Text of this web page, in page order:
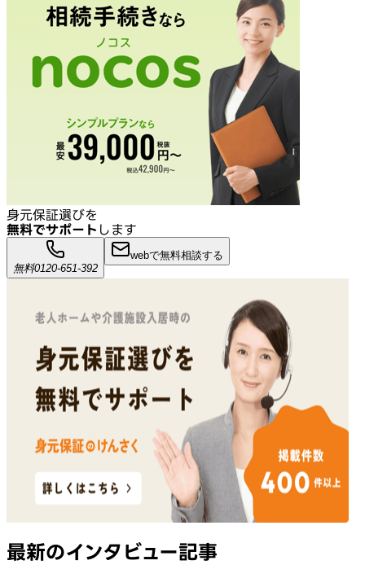
身元保証選びを
無料でサポート します
無料0120-651-392
webで無料相談する
最新のインタビュー記事